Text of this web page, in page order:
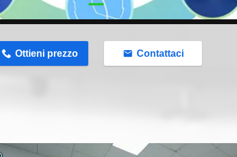
Ottieni prezzo Contattaci